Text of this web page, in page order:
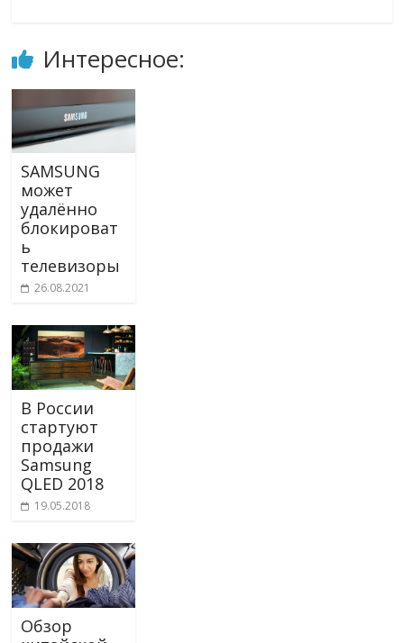
Интересное:
SAMSUNG
может
удалённо
блокироват
ь
телевизоры
26.08.2021
В России
стартуют
продажи
Samsung
QLED 2018
19.05.2018
Обзор